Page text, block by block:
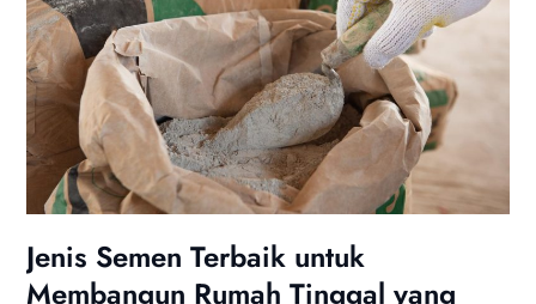
Jenis Semen Terbaik untuk
Membangun Rumah Tinggal yang